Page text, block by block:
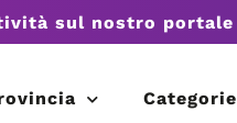
sul nostro portale
Categorie